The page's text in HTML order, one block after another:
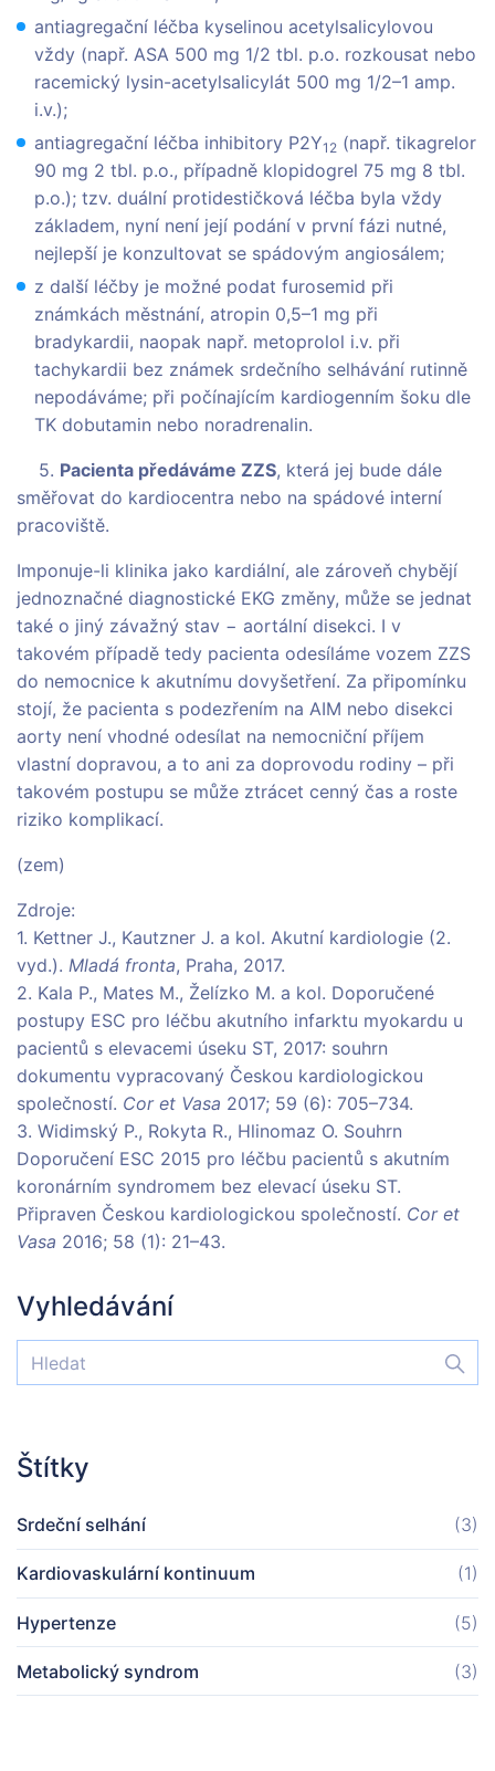
antiagregační léčba kyselinou acetylsalicylovou
vždy (např. ASA 500 mg 1/2 tbl. p.o. rozkousat nebo
racemický lysin-acetylsalicylát 500 mg 1/2–1 amp.
i.v.);
antiagregační léčba inhibitory P2Y12 (např. tikagrelor
90 mg 2 tbl. p.o., případně klopidogrel 75 mg 8 tbl.
p.o.); tzv. duální protidestičková léčba byla vždy
základem, nyní není její podání v první fázi nutné,
nejlepší je konzultovat se spádovým angiosálem;
z další léčby je možné podat furosemid při
známkách městnání, atropin 0,5–1 mg při
bradykardii, naopak např. metoprolol i.v. při
tachykardii bez známek srdečního selhávání rutinně
nepodáváme; při počínajícím kardiogenním šoku dle
TK dobutamin nebo noradrenalin.
5. Pacienta předáváme ZZS, která jej bude dále
směřovat do kardiocentra nebo na spádové interní
pracoviště.
Imponuje-li klinika jako kardiální, ale zároveň chybějí
jednoznačné diagnostické EKG změny, může se jednat
také o jiný závažný stav − aortální disekci. I v
takovém případě tedy pacienta odesíláme vozem ZZS
do nemocnice k akutnímu dovyšetření. Za připomínku
stojí, že pacienta s podezřením na AIM nebo disekci
aorty není vhodné odesílat na nemocniční příjem
vlastní dopravou, a to ani za doprovodu rodiny – při
takovém postupu se může ztrácet cenný čas a roste
riziko komplikací.
(zem)
Zdroje:
1. Kettner J., Kautzner J. a kol. Akutní kardiologie (2.
vyd.). Mladá fronta, Praha, 2017.
2. Kala P., Mates M., Želízko M. a kol. Doporučené
postupy ESC pro léčbu akutního infarktu myokardu u
pacientů s elevacemi úseku ST, 2017: souhrn
dokumentu vypracovaný Českou kardiologickou
společností. Cor et Vasa 2017; 59 (6): 705–734.
3. Widimský P., Rokyta R., Hlinomaz O. Souhrn
Doporučení ESC 2015 pro léčbu pacientů s akutním
koronárním syndromem bez elevací úseku ST.
Připraven Českou kardiologickou společností. Cor et
Vasa 2016; 58 (1): 21–43.
Vyhledávání
Štítky
Srdeční selhání (3)
Kardiovaskulární kontinuum (1)
Hypertenze (5)
Metabolický syndrom (3)